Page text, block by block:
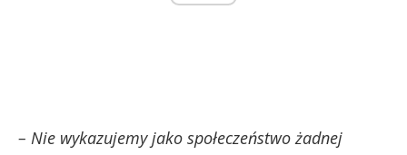
– Nie wykazujemy jako społeczeństwo żadnej